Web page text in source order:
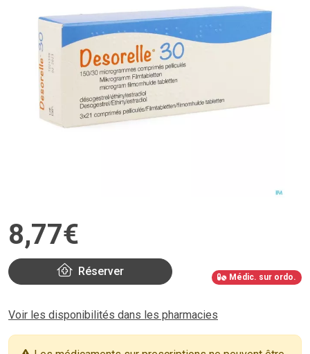
8,77€
Réserver Médic. sur ordo.
Voir les disponibilités dans les pharmacies